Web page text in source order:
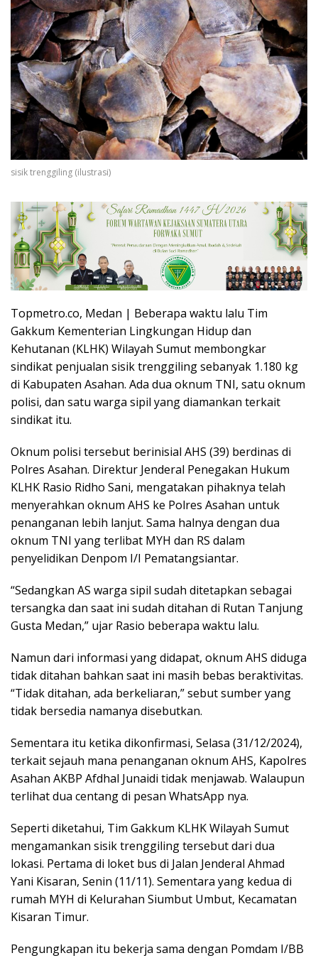
sisik trenggiling (ilustrasi)
Topmetro.co, Medan | Beberapa waktu lalu Tim
Gakkum Kementerian Lingkungan Hidup dan
Kehutanan (KLHK) Wilayah Sumut membongkar
sindikat penjualan sisik trenggiling sebanyak 1.180 kg
di Kabupaten Asahan. Ada dua oknum TNI, satu oknum
polisi, dan satu warga sipil yang diamankan terkait
sindikat itu.
Oknum polisi tersebut berinisial AHS (39) berdinas di
Polres Asahan. Direktur Jenderal Penegakan Hukum
KLHK Rasio Ridho Sani, mengatakan pihaknya telah
menyerahkan oknum AHS ke Polres Asahan untuk
penanganan lebih lanjut. Sama halnya dengan dua
oknum TNI yang terlibat MYH dan RS dalam
penyelidikan Denpom I/I Pematangsiantar.
“Sedangkan AS warga sipil sudah ditetapkan sebagai
tersangka dan saat ini sudah ditahan di Rutan Tanjung
Gusta Medan,” ujar Rasio beberapa waktu lalu.
Namun dari informasi yang didapat, oknum AHS diduga
tidak ditahan bahkan saat ini masih bebas beraktivitas.
“Tidak ditahan, ada berkeliaran,” sebut sumber yang
tidak bersedia namanya disebutkan.
Sementara itu ketika dikonfirmasi, Selasa (31/12/2024),
terkait sejauh mana penanganan oknum AHS, Kapolres
Asahan AKBP Afdhal Junaidi tidak menjawab. Walaupun
terlihat dua centang di pesan WhatsApp nya.
Seperti diketahui, Tim Gakkum KLHK Wilayah Sumut
mengamankan sisik trenggiling tersebut dari dua
lokasi. Pertama di loket bus di Jalan Jenderal Ahmad
Yani Kisaran, Senin (11/11). Sementara yang kedua di
rumah MYH di Kelurahan Siumbut Umbut, Kecamatan
Kisaran Timur.
Pengungkapan itu bekerja sama dengan Pomdam I/BB